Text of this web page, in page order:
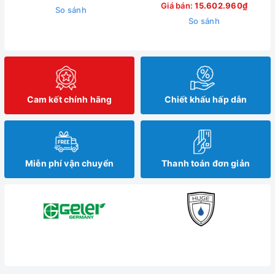
So sánh
Giá bán:15.602.960₫
So sánh
Cam kết chính hãng Chiết khấu hấp dẫn
Miễn phí vận chuyển Thanh toán đơn giản